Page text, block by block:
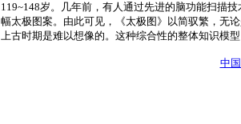
119~148岁。几年前，有人通过先进的脑功能扫描
幅太极图案。由此可见，《太极图》以简驭繁，无
上古时期是难以想像的。这种综合性的整体知识模
中